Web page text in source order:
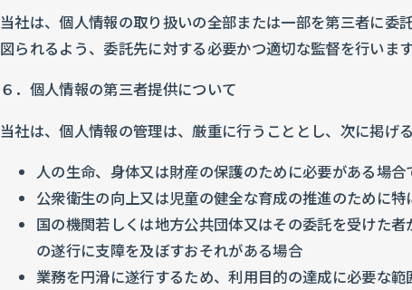
当社は、個人情報の取り扱いの全部または一部を第三者に
図られるよう、委託先に対する必要かつ適切な監督を行います
６．個人情報の第三者提供について
当社は、個人情報の管理は、厳重に行うこととし、次に掲げ
人の生命、身体又は財産の保護のために必要がある場
公衆衛生の向上又は児童の健全な育成の推進のために
国の機関若しくは地方公共団体又はその委託を受けた
の遂行に支障を及ぼすおそれがある場合
業務を円滑に遂行するため、利用目的の達成に必要な